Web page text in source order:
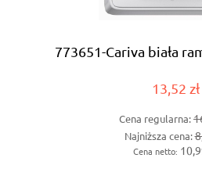
773651-Cariva biała
13,52 zł
Cena regularna:
Najniższa cena:
Cena netto: